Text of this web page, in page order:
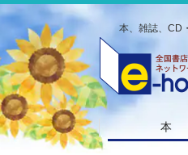
本、雑誌、CD
本